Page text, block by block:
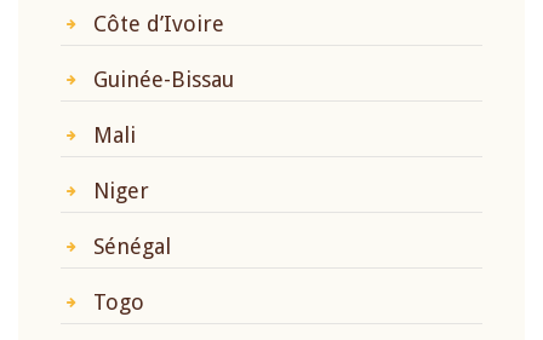
Côte d’Ivoire
Guinée-Bissau
Mali
Niger
Sénégal
Togo